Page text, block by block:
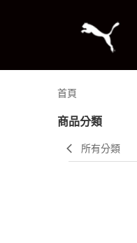
首頁
商品分類
所有分類